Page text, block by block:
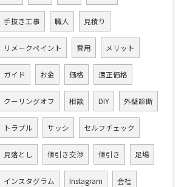
手抜き工事 職人 見積り
リメークペイント 費用 メリット
ガイド お金 価格 適正価格
クーリングオフ 相談 DIY 外壁診断
トラブル サッシ セルフチェック
見落とし 値引き交渉 値引き 足場
インスタグラム Instagram 会社